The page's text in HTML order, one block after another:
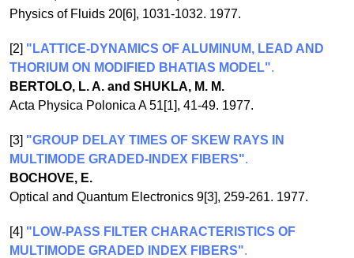
Physics of Fluids 20[6], 1031-1032. 1977.
[2] "LATTICE-DYNAMICS OF ALUMINUM, LEAD AND
THORIUM ON MODIFIED BHATIAS MODEL".
BERTOLO, L. A. and SHUKLA, M. M.
Acta Physica Polonica A 51[1], 41-49. 1977.
[3] "GROUP DELAY TIMES OF SKEW RAYS IN
MULTIMODE GRADED-INDEX FIBERS".
BOCHOVE, E.
Optical and Quantum Electronics 9[3], 259-261. 1977.
[4] "LOW-PASS FILTER CHARACTERISTICS OF
MULTIMODE GRADED INDEX FIBERS".